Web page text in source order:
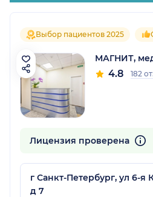
Выбор пациентов 2025
МАГНИТ,
4.8 182
Лицензия проверена
г Санкт-Петербург, ул 6-я
д 7